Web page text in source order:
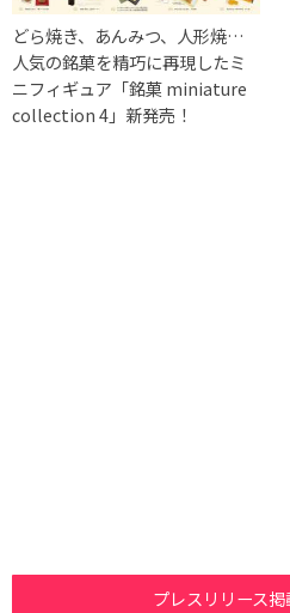
どら焼き、あんみつ、人形焼…
人気の銘菓を精巧に再現したミ
ニフィギュア「銘菓 miniature
collection 4」新発売！
プレスリリース